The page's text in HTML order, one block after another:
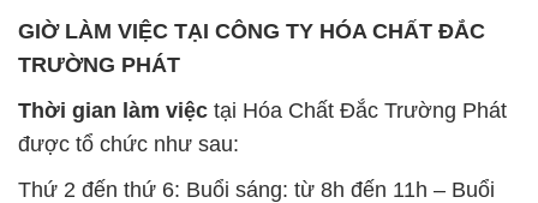
GIỜ LÀM VIỆC TẠI CÔNG TY HÓA CHẤT ĐẮC
TRƯỜNG PHÁT
Thời gian làm việc tại Hóa Chất Đắc Trường Phát
được tổ chức như sau:
Thứ 2 đến thứ 6: Buổi sáng: từ 8h đến 11h – Buổi